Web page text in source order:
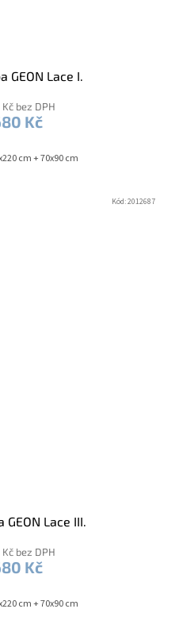
GEON Lace I.
bez DPH
Kč
cm + 70x90 cm
GEON Lace III.
bez DPH
Kč
cm + 70x90 cm
Kód:2012687